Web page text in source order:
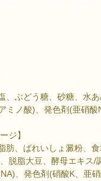
、ぶどう糖、砂糖、水
ミノ酸)、発色剤(亜硝酸
ジ】
肪、ばれいしょ澱粉、
脱脂大豆、酵母エキス/
、発色剤(硝酸K、亜硝